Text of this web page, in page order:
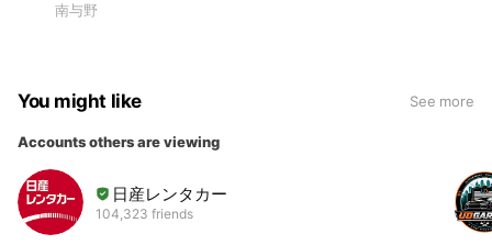
南与野
You might like See more
Accounts others are viewing
日産レンタカー
104,323 friends